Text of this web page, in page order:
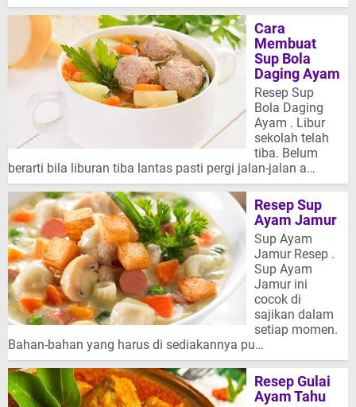
Cara
Membuat
Sup Bola
Daging Ayam
Resep Sup
Bola Daging
Ayam . Libur
sekolah telah
tiba. Belum
berarti bila liburan tiba lantas pasti pergi jalan-jalan a…
Resep Sup
Ayam Jamur
Sup Ayam
Jamur Resep .
Sup Ayam
Jamur ini
cocok di
sajikan dalam
setiap momen.
Bahan-bahan yang harus di sediakannya pu…
Resep Gulai
Ayam Tahu